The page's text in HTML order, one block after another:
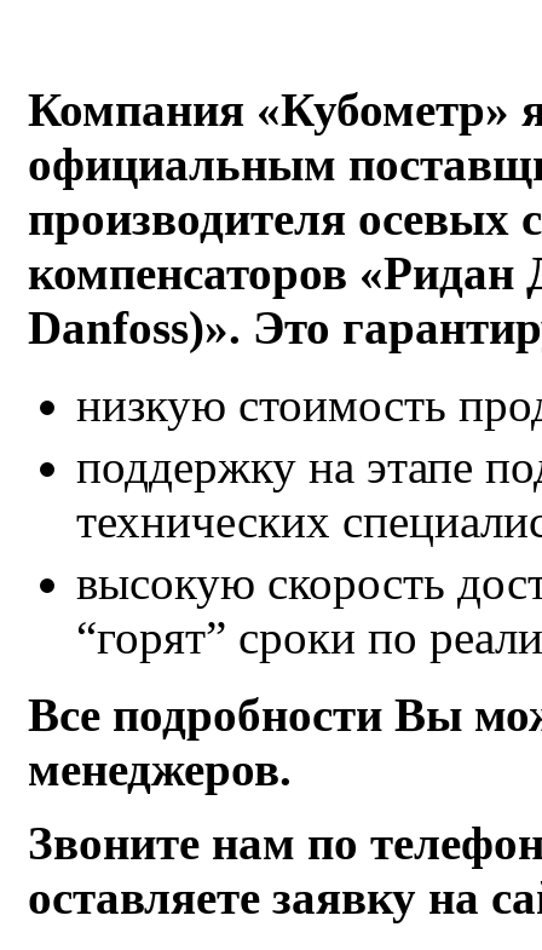
Компания «Кубометр»
официальным
производителя осевых
компенсаторов «Ридан
Danfoss)». Это
низкую стоимость
поддержку на этапе
технических
высокую скорость
“горят” сроки по
Все подробности Вы
менеджеров.
Звоните нам по
оставляете заявку на